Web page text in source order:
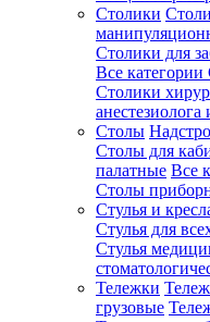
Столики
Столики для
Все категории
Столики
анестезиолога
Столы
Столы для
палатные Все
Столы
Стулья и
Стулья для
Стулья
Тележки
грузовые